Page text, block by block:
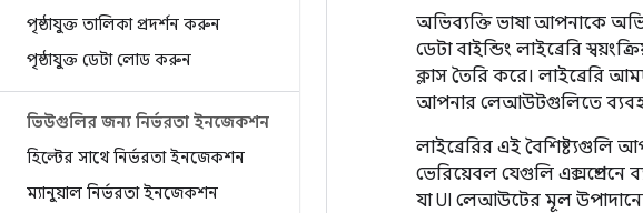
পৃষ্ঠাযুক্ত তালিকা প্রদর্শন করুন
পৃষ্ঠাযুক্ত ডেটা লোড করুন
ভিউগুলির জন্য নির্ভরতা ইনজেকশন
হিল্টের সাথে নির্ভরতা ইনজেকশন
ম্যানুয়াল নির্ভরতা ইনজেকশন
অভিব্যক্তি ভাষা আপনাকে
ডেটা বাইন্ডিং লাইব্রেরি
ক্লাস তৈরি করে। লাইব্রেরি
আপনার লেআউটগুলিতে
লাইব্রেরির এই বৈশিষ্ট্যগুলি
ভেরিয়েবল যেগুলি
যা UI লেআউটের মূল